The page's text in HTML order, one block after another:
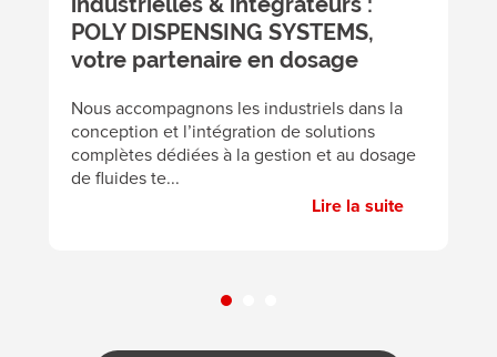
POLY DISPENSING SYSTEMS,
votre partenaire en dosage
Nous accompagnons les industriels dans la
conception et l’intégration de solutions
complètes dédiées à la gestion et au dosage
de fluides te...
Lire la suite